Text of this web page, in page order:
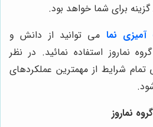
گزینه برای شما خواهد بود.
آمیزی نما می توانید از دانش و
نماروز استفاده نمائید. در نظر
تمام شرایط از مهمترین عملکردهای
گروه نماروز